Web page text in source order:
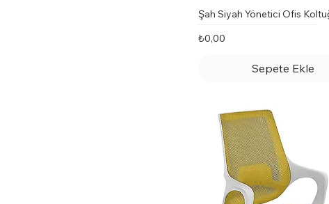
Şah Siyah Yönetici Ofis
Fiyat
₺0,00
Sepete Ekle